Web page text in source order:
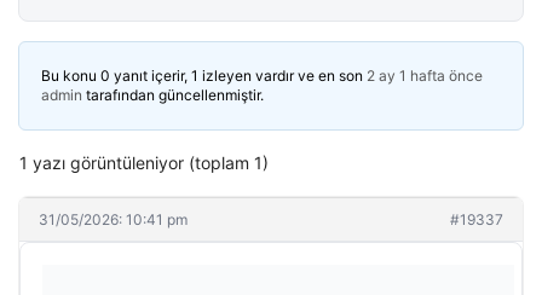
Bu konu 0 yanıt içerir, 1 izleyen vardır ve en son 2 ay 1 hafta önce
admin tarafından güncellenmiştir.
1 yazı görüntüleniyor (toplam 1)
31/05/2026: 10:41 pm #19337